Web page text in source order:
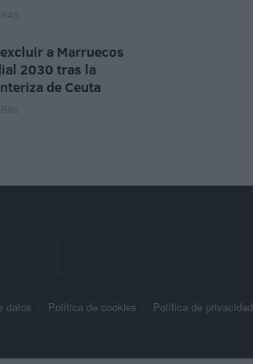
a Marruecos
2030 tras la
de Ceuta
datos Política de cookies Política de privacidad